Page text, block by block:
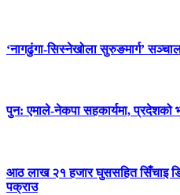
‘नागढुंगा-सिस्नेखोला सुरुङमार्ग’
पुन: एमाले-नेकपा सहकार्यमा, प्रदेशको
आठ लाख २१ हजार घुससहित सिँचाइ
पक्राउ